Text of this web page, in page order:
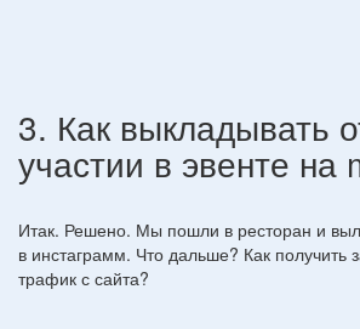
3. Как выкладывать
участии в эвенте на
Итак. Решено. Мы пошли в ресторан и
в инстаграмм. Что дальше? Как получить
трафик с сайта?